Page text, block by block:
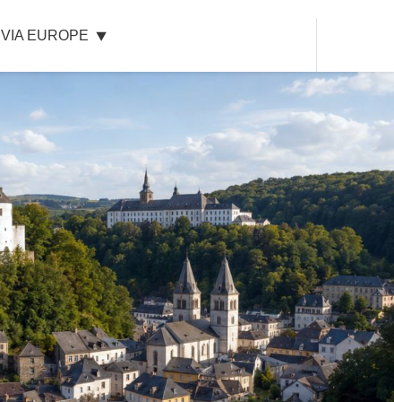
VIA EUROPE
Dax
Bordeaux
La Rochelle
La Roche-sur-Yon
Nantes
Rennes